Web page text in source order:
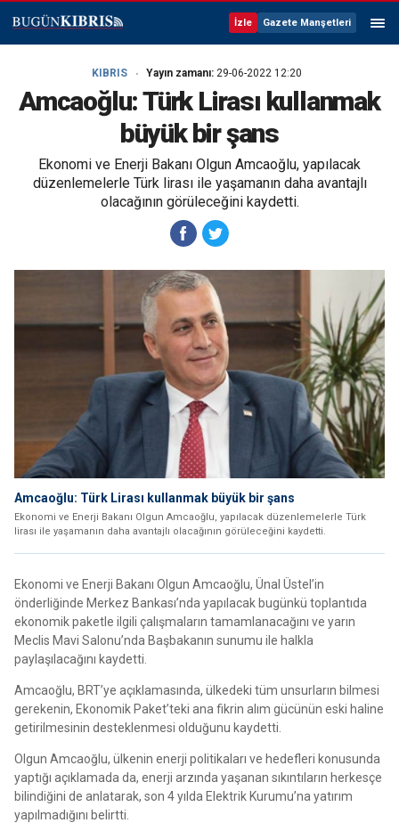
İzle Gazete Manşetleri
KIBRIS Yayın zamanı: 29-06-2022 12:20
Amcaoğlu: Türk Lirası kullanmak
büyük bir şans
Ekonomi ve Enerji Bakanı Olgun Amcaoğlu, yapılacak
düzenlemelerle Türk lirası ile yaşamanın daha avantajlı
olacağının görüleceğini kaydetti.
Amcaoğlu: Türk Lirası kullanmak büyük bir şans
Ekonomi ve Enerji Bakanı Olgun Amcaoğlu, yapılacak düzenlemelerle Türk
lirası ile yaşamanın daha avantajlı olacağının görüleceğini kaydetti.
Ekonomi ve Enerji Bakanı Olgun Amcaoğlu, Ünal Üstel’in
önderliğinde Merkez Bankası’nda yapılacak bugünkü toplantıda
ekonomik paketle ilgili çalışmaların tamamlanacağını ve yarın
Meclis Mavi Salonu’nda Başbakanın sunumu ile halkla
paylaşılacağını kaydetti.
Amcaoğlu, BRT’ye açıklamasında, ülkedeki tüm unsurların bilmesi
gerekenin, Ekonomik Paket’teki ana fikrin alım gücünün eski haline
getirilmesinin desteklenmesi olduğunu kaydetti.
Olgun Amcaoğlu, ülkenin enerji politikaları ve hedefleri konusunda
yaptığı açıklamada da, enerji arzında yaşanan sıkıntıların herkesçe
bilindiğini de anlatarak, son 4 yılda Elektrik Kurumu’na yatırım
yapılmadığını belirtti.